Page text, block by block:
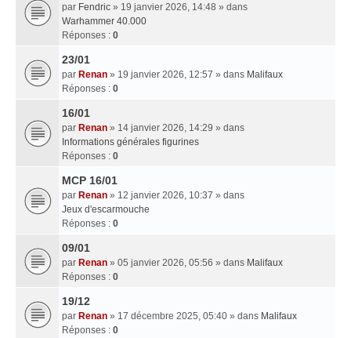
par Fendric » 19 janvier 2026, 14:48 » dans
Warhammer 40.000
Réponses : 0
23/01
par Renan » 19 janvier 2026, 12:57 » dans Malifaux
Réponses : 0
16/01
par Renan » 14 janvier 2026, 14:29 » dans
Informations générales figurines
Réponses : 0
MCP 16/01
par Renan » 12 janvier 2026, 10:37 » dans
Jeux d'escarmouche
Réponses : 0
09/01
par Renan » 05 janvier 2026, 05:56 » dans Malifaux
Réponses : 0
19/12
par Renan » 17 décembre 2025, 05:40 » dans Malifaux
Réponses : 0